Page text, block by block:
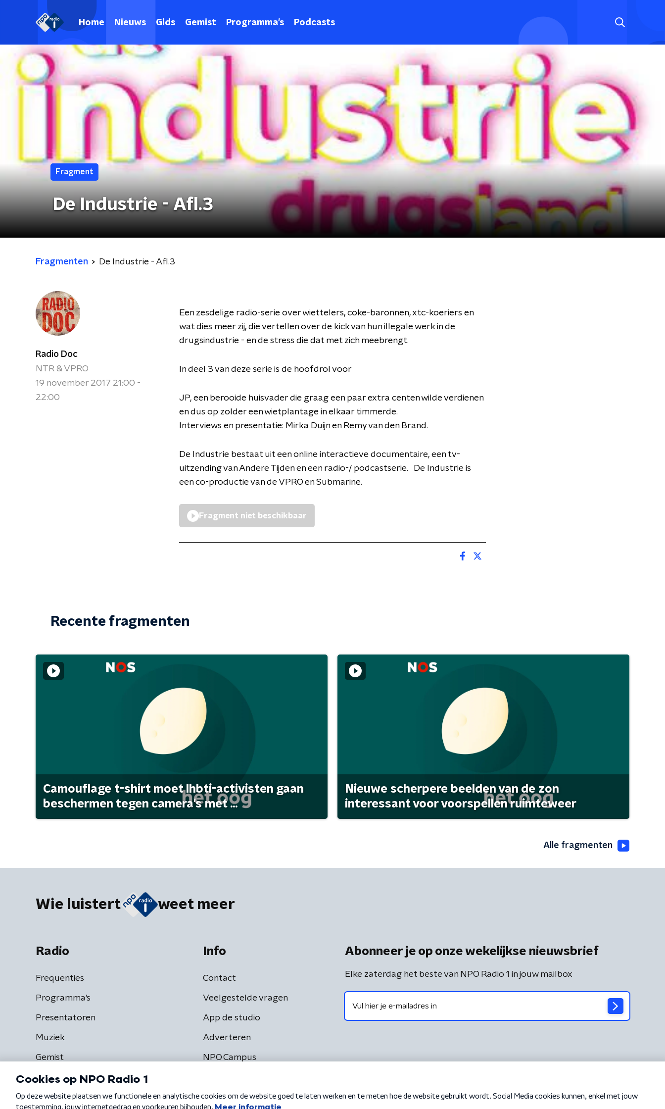
Home Nieuws Gids Gemist Programma's Podcasts
Fragment
De Industrie - Afl.3
Fragmenten De Industrie - Afl.3
Radio Doc
NTR & VPRO
19 november 2017 21:00 -
22:00
Een zesdelige radio-serie over wiettelers, coke-baronnen, xtc-koeriers en
wat dies meer zij, die vertellen over de kick van hun illegale werk in de
drugsindustrie - en de stress die dat met zich meebrengt.
In deel 3 van deze serie is de hoofdrol voor
JP, een berooide huisvader die graag een paar extra centen wilde verdienen
en dus op zolder een wietplantage in elkaar timmerde.
Interviews en presentatie: Mirka Duijn en Remy van den Brand.
De Industrie bestaat uit een online interactieve documentaire, een tv-
uitzending van Andere Tijden en een radio-/ podcastserie. De Industrie is
een co-productie van de VPRO en Submarine.
Fragment niet beschikbaar
Recente fragmenten
Camouflage t-shirt moet lhbti-activisten gaan
beschermen tegen camera's met ...
Nieuwe scherpere beelden van de zon
interessant voor voorspellen ruimteweer
Alle fragmenten
Wie luistert weet meer
Radio
Frequenties
Programma's
Presentatoren
Muziek
Gemist
Info
Contact
Veelgestelde vragen
App de studio
Adverteren
NPO Campus
Abonneer je op onze wekelijkse nieuwsbrief
Elke zaterdag het beste van NPO Radio 1 in jouw mailbox